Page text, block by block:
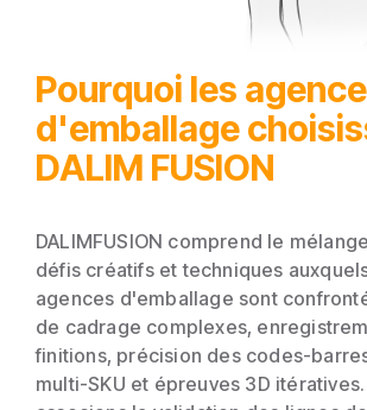
Pourquoi les
d'emballage
DALIM FUSION
DALIMFUSION comprend le
défis créatifs et techniques
agences d'emballage sont
de cadrage complexes,
finitions, précision des codes-
multi-SKU et épreuves 3D